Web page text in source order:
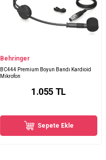
Behringer
BC444 Premium Boyun Bandı Kardioid
Mikrofon
1.055 TL
Sepete Ekle